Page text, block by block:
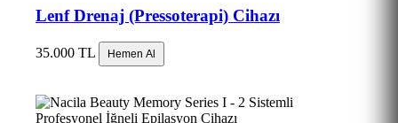
Lenf Drenaj (Pressoterapi) Cihazı
35.000 TL Hemen Al